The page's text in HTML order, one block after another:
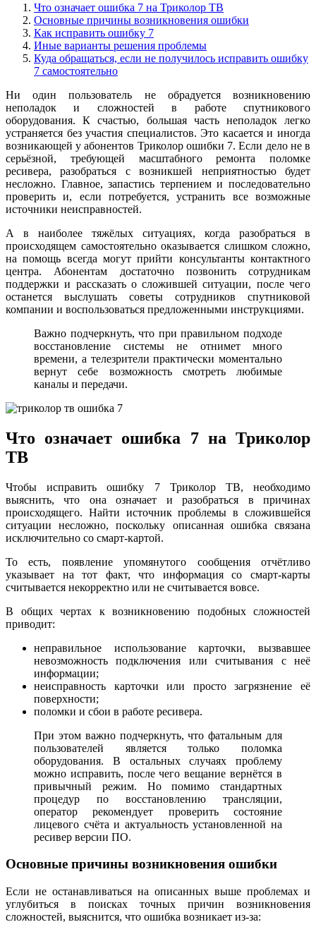
Что означает ошибка 7 на Триколор ТВ
Основные причины возникновения ошибки
Как исправить ошибку 7
Иные варианты решения проблемы
Куда обращаться, если не получилось исправить ошибку
7 самостоятельно
Ни один пользователь не обрадуется возникновению
неполадок и сложностей в работе спутникового
оборудования. К счастью, большая часть неполадок легко
устраняется без участия специалистов. Это касается и иногда
возникающей у абонентов Триколор ошибки 7. Если дело не в
серьёзной, требующей масштабного ремонта поломке
ресивера, разобраться с возникшей неприятностью будет
несложно. Главное, запастись терпением и последовательно
проверить и, если потребуется, устранить все возможные
источники неисправностей.
А в наиболее тяжёлых ситуациях, когда разобраться в
происходящем самостоятельно оказывается слишком сложно,
на помощь всегда могут прийти консультанты контактного
центра. Абонентам достаточно позвонить сотрудникам
поддержки и рассказать о сложившей ситуации, после чего
останется выслушать советы сотрудников спутниковой
компании и воспользоваться предложенными инструкциями.
Важно подчеркнуть, что при правильном подходе
восстановление системы не отнимет много
времени, а телезрители практически моментально
вернут себе возможность смотреть любимые
каналы и передачи.
Что означает ошибка 7 на Триколор
ТВ
Чтобы исправить ошибку 7 Триколор ТВ, необходимо
выяснить, что она означает и разобраться в причинах
происходящего. Найти источник проблемы в сложившейся
ситуации несложно, поскольку описанная ошибка связана
исключительно со смарт-картой.
То есть, появление упомянутого сообщения отчётливо
указывает на тот факт, что информация со смарт-карты
считывается некорректно или не считывается вовсе.
В общих чертах к возникновению подобных сложностей
приводит:
неправильное использование карточки, вызвавшее
невозможность подключения или считывания с неё
информации;
неисправность карточки или просто загрязнение её
поверхности;
поломки и сбои в работе ресивера.
При этом важно подчеркнуть, что фатальным для
пользователей является только поломка
оборудования. В остальных случаях проблему
можно исправить, после чего вещание вернётся в
привычный режим. Но помимо стандартных
процедур по восстановлению трансляции,
оператор рекомендует проверить состояние
лицевого счёта и актуальность установленной на
ресивер версии ПО.
Основные причины возникновения ошибки
Если не останавливаться на описанных выше проблемах и
углубиться в поисках точных причин возникновения
сложностей, выяснится, что ошибка возникает из-за: